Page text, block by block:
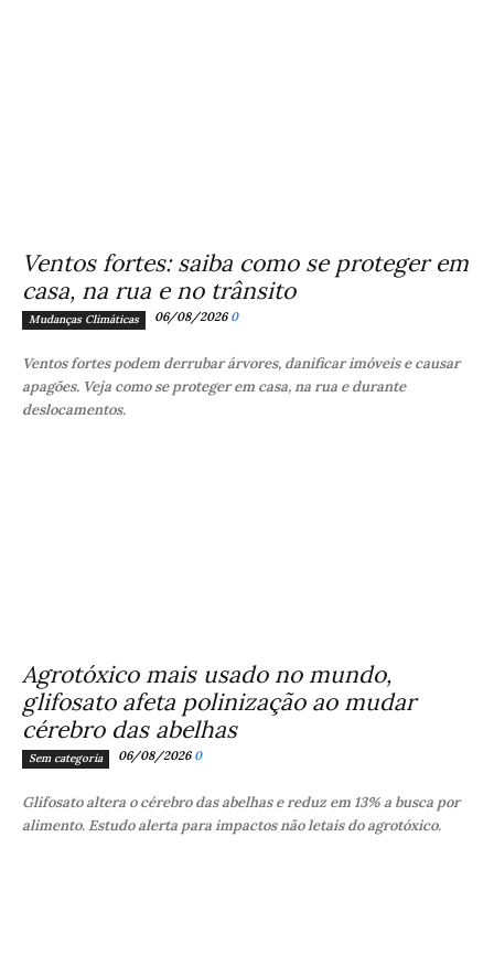
Ventos fortes: saiba como se proteger em
casa, na rua e no trânsito
Mudanças Climáticas 06/08/2026 0
Ventos fortes podem derrubar árvores, danificar imóveis e causar
apagões. Veja como se proteger em casa, na rua e durante
deslocamentos.
Agrotóxico mais usado no mundo,
glifosato afeta polinização ao mudar
cérebro das abelhas
Sem categoria 06/08/2026 0
Glifosato altera o cérebro das abelhas e reduz em 13% a busca por
alimento. Estudo alerta para impactos não letais do agrotóxico.